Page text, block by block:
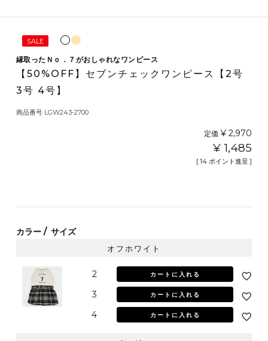
SALE
縁取ったＮｏ．７がおしゃれなワンピース
【50%OFF】セブンチェックワンピース【2号
3号 4号】
商品番号 LGW243-2700
定価 ¥ 2,970
¥ 1,485
[ 14 ポイント進呈 ]
カラー サイズ
オフホワイト
2 カートに入れる
3 カートに入れる
4 カートに入れる